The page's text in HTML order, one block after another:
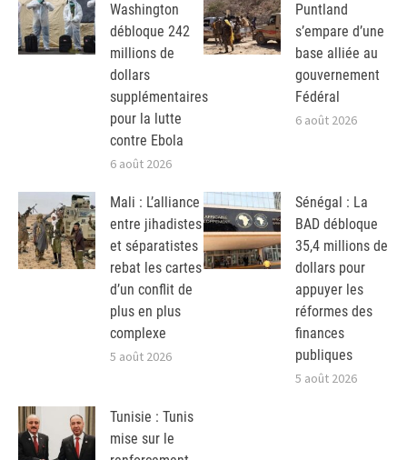
Washington
débloque 242
millions de
dollars
supplémentaires
pour la lutte
contre Ebola
6 août 2026
Puntland
s’empare d’une
base alliée au
gouvernement
Fédéral
6 août 2026
Mali : L’alliance
entre jihadistes
et séparatistes
rebat les cartes
d’un conflit de
plus en plus
complexe
5 août 2026
Sénégal : La
BAD débloque
35,4 millions de
dollars pour
appuyer les
réformes des
finances
publiques
5 août 2026
Tunisie : Tunis
mise sur le